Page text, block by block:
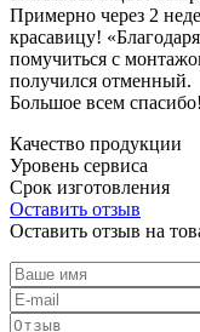
Примерно через 2
красавицу!
помучиться с
получился отменный.
Большое всем
Качество продукции
Уровень сервиса
Срок изготовления
Оставить отзыв
Оставить отзыв на